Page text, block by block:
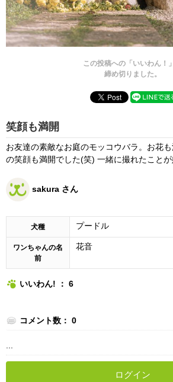
この投稿への「いいわん！
締め切りました。
笑顔も満開
お友達の素敵なお庭のモッコウバラ。お花
の笑顔も満開でした(笑) 一緒に撮れたことが
sakura さん
犬種 プードル
ワンちゃんの名
前
花音
いいわん! ： 6
コメント数： 0
ログイン